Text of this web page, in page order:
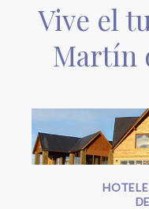
Vive el
Martín